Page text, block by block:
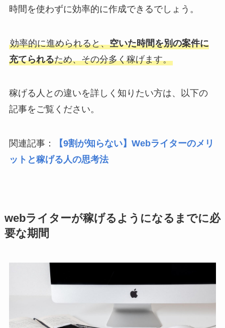
時間を使わずに効率的に作成できるでしょう。
効率的に進められると、空いた時間を別の案件に
充てられるため、その分多く稼げます。
稼げる人との違いを詳しく知りたい方は、以下の
記事をご覧ください。
関連記事：
【9割が知らない】Webライターのメリ
ットと稼げる人の思考法
webライターが稼げるようになるまでに必
要な期間